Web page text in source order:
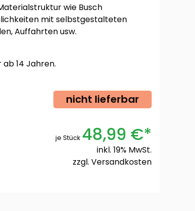
wie Busch
mit selbstgestalteten
Auffahrten usw.
14 Jahren.
nicht lieferbar
je Stück 48,99 €*
inkl. 19% MwSt.
zzgl. Versandkosten